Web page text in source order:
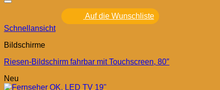
Auf die Wunschliste
Schnellansicht
Bildschirme
Riesen-Bildschirm fahrbar mit Touchscreen, 80″
Neu